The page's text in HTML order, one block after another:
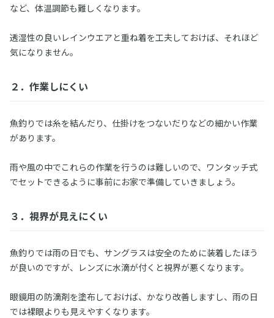
など、体温調節も難しくなります。
透湿性の良いレインウエアと重ね着を工夫しておけば、それほど
気になりません。
２．作業しにくい
魚釣りでは糸を結んだり、仕掛けをつないだりなどの細かい作業
があります。
雨や風の中でこれらの作業を行うのは難しいので、ワンタッチ式
でセットできるように事前にお家で準備していきましょう。
３．視界が見えにくい
魚釣りでは雨の日でも、サングラスは安全のために装着したほう
が良いのですが、レンズに水滴が付くと視界が悪くなります。
眼鏡用の防滴剤を塗布しておけば、かなり改善しますし、雨の日
では裸眼よりも見えやすくなります。